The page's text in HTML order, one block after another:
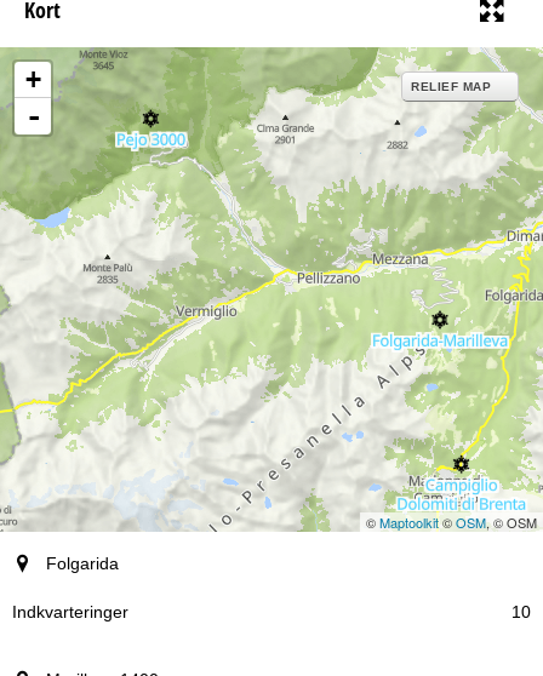
Kort
+
-
RELIEF MAP
©Maptoolkit©OSM, © OSM
by
Indkvarteringer
Folgarida
10